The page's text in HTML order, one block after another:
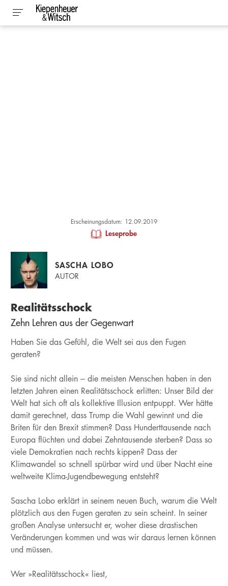
Erscheinungsdatum: 12.09.2019
Leseprobe
SASCHA LOBO
AUTOR
Realitätsschock
Zehn Lehren aus der Gegenwart
Haben Sie das Gefühl, die Welt sei aus den Fugen
geraten?
Sie sind nicht allein – die meisten Menschen haben in den
letzten Jahren einen Realitätsschock erlitten: Unser Bild der
Welt hat sich oft als kollektive Illusion entpuppt. Wer hätte
damit gerechnet, dass Trump die Wahl gewinnt und die
Briten für den Brexit stimmen? Dass Hunderttausende nach
Europa flüchten und dabei Zehntausende sterben? Dass so
viele Demokratien nach rechts kippen? Dass der
Klimawandel so schnell spürbar wird und über Nacht eine
weltweite Klima-Jugendbewegung entsteht?
Sascha Lobo erklärt in seinem neuen Buch, warum die Welt
plötzlich aus den Fugen geraten zu sein scheint. In seiner
großen Analyse untersucht er, woher diese drastischen
Veränderungen kommen und was wir daraus lernen können
und müssen.
Wer »Realitätsschock« liest,